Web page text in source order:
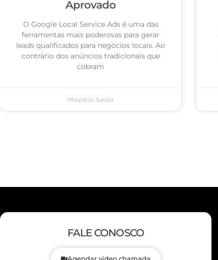
Aprovado
O Google Local Service Ads é uma das
ferramentas mais poderosas para gerar
leads qualificados para negócios locais. Ao
contrário dos anúncios tradicionais que
cobram
Mauricio Junior
FALE CONOSCO